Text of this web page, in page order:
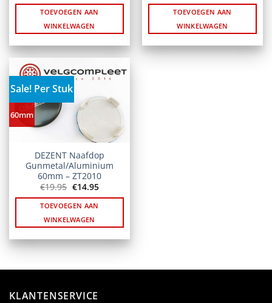
was:
€19.95.
is:
TOEVOEGEN AAN
WINKELWAGEN
was:
€19.95.
is:
TOEVOEGEN AAN
WINKELWAGEN
Sale! Per Stuk
60mm
DEZENT Naafdop
Gunmetal/Aluminium
60mm – ZT2010
€19.95 Oorspronkelijke
prijs
was:
€19.95.
€14.95Huidige
is:
TOEVOEGEN AAN
WINKELWAGEN
KLANTENSERVICE